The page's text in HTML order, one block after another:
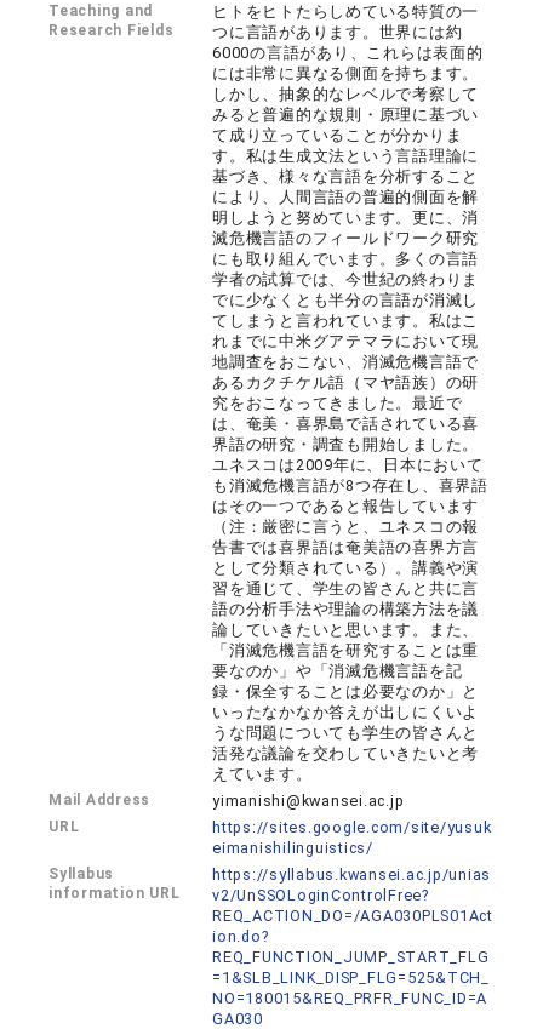
Teaching and
Research Fields
ヒトをヒトたらしめている特質の一
つに言語があります。世界には約
6000の言語があり、これらは表面的
には非常に異なる側面を持ちます。
しかし、抽象的なレベルで考察して
みると普遍的な規則・原理に基づい
て成り立っていることが分かりま
す。私は生成文法という言語理論に
基づき、様々な言語を分析すること
により、人間言語の普遍的側面を解
明しようと努めています。更に、消
滅危機言語のフィールドワーク研究
にも取り組んでいます。多くの言語
学者の試算では、今世紀の終わりま
でに少なくとも半分の言語が消滅し
てしまうと言われています。私はこ
れまでに中米グアテマラにおいて現
地調査をおこない、消滅危機言語で
あるカクチケル語（マヤ語族）の研
究をおこなってきました。最近で
は、奄美・喜界島で話されている喜
界語の研究・調査も開始しました。
ユネスコは2009年に、日本において
も消滅危機言語が8つ存在し、喜界語
はその一つであると報告しています
（注：厳密に言うと、ユネスコの報
告書では喜界語は奄美語の喜界方言
として分類されている）。講義や演
習を通じて、学生の皆さんと共に言
語の分析手法や理論の構築方法を議
論していきたいと思います。また、
「消滅危機言語を研究することは重
要なのか」や「消滅危機言語を記
録・保全することは必要なのか」と
いったなかなか答えが出しにくいよ
うな問題についても学生の皆さんと
活発な議論を交わしていきたいと考
えています。
Mail Address yimanishi@kwansei.ac.jp
URL
https://sites.google.com/site/yusuk
eimanishilinguistics/
Syllabus
information URL
https://syllabus.kwansei.ac.jp/unias
v2/UnSSOLoginControlFree?
REQ_ACTION_DO=/AGA030PLS01Act
ion.do?
REQ_FUNCTION_JUMP_START_FLG
=1&SLB_LINK_DISP_FLG=525&TCH_
NO=180015&REQ_PRFR_FUNC_ID=A
GA030